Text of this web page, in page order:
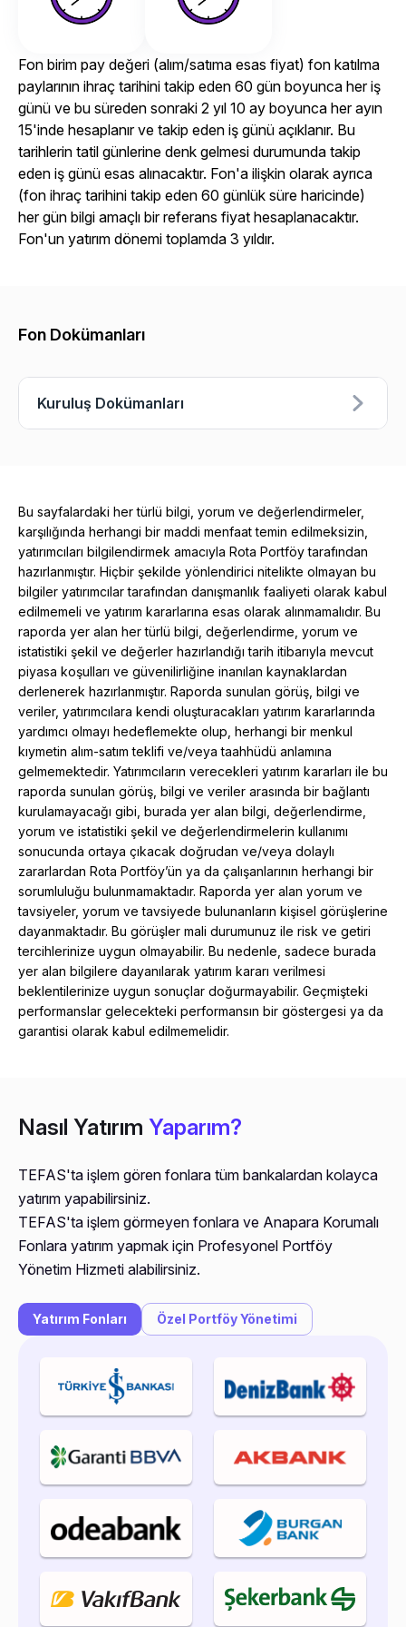
Fon birim pay değeri (alım/satıma esas fiyat) fon katılma
paylarının ihraç tarihini takip eden 60 gün boyunca her iş
günü ve bu süreden sonraki 2 yıl 10 ay boyunca her ayın
15'inde hesaplanır ve takip eden iş günü açıklanır. Bu
tarihlerin tatil günlerine denk gelmesi durumunda takip
eden iş günü esas alınacaktır. Fon'a ilişkin olarak ayrıca
(fon ihraç tarihini takip eden 60 günlük süre haricinde)
her gün bilgi amaçlı bir referans fiyat hesaplanacaktır.
Fon'un yatırım dönemi toplamda 3 yıldır.
Fon Dokümanları
Kuruluş Dokümanları
Bu sayfalardaki her türlü bilgi, yorum ve değerlendirmeler,
karşılığında herhangi bir maddi menfaat temin edilmeksizin,
yatırımcıları bilgilendirmek amacıyla Rota Portföy tarafından
hazırlanmıştır. Hiçbir şekilde yönlendirici nitelikte olmayan bu
bilgiler yatırımcılar tarafından danışmanlık faaliyeti olarak kabul
edilmemeli ve yatırım kararlarına esas olarak alınmamalıdır. Bu
raporda yer alan her türlü bilgi, değerlendirme, yorum ve
istatistiki şekil ve değerler hazırlandığı tarih itibarıyla mevcut
piyasa koşulları ve güvenilirliğine inanılan kaynaklardan
derlenerek hazırlanmıştır. Raporda sunulan görüş, bilgi ve
veriler, yatırımcılara kendi oluşturacakları yatırım kararlarında
yardımcı olmayı hedeflemekte olup, herhangi bir menkul
kıymetin alım-satım teklifi ve/veya taahhüdü anlamına
gelmemektedir. Yatırımcıların verecekleri yatırım kararları ile bu
raporda sunulan görüş, bilgi ve veriler arasında bir bağlantı
kurulamayacağı gibi, burada yer alan bilgi, değerlendirme,
yorum ve istatistiki şekil ve değerlendirmelerin kullanımı
sonucunda ortaya çıkacak doğrudan ve/veya dolaylı
zararlardan Rota Portföy’ün ya da çalışanlarının herhangi bir
sorumluluğu bulunmamaktadır. Raporda yer alan yorum ve
tavsiyeler, yorum ve tavsiyede bulunanların kişisel görüşlerine
dayanmaktadır. Bu görüşler mali durumunuz ile risk ve getiri
tercihlerinize uygun olmayabilir. Bu nedenle, sadece burada
yer alan bilgilere dayanılarak yatırım kararı verilmesi
beklentilerinize uygun sonuçlar doğurmayabilir. Geçmişteki
performanslar gelecekteki performansın bir göstergesi ya da
garantisi olarak kabul edilmemelidir.
Nasıl Yatırım Yaparım?
TEFAS'ta işlem gören fonlara tüm bankalardan kolayca
yatırım yapabilirsiniz.
TEFAS'ta işlem görmeyen fonlara ve Anapara Korumalı
Fonlara yatırım yapmak için Profesyonel Portföy
Yönetim Hizmeti alabilirsiniz.
Yatırım Fonları Özel Portföy Yönetimi